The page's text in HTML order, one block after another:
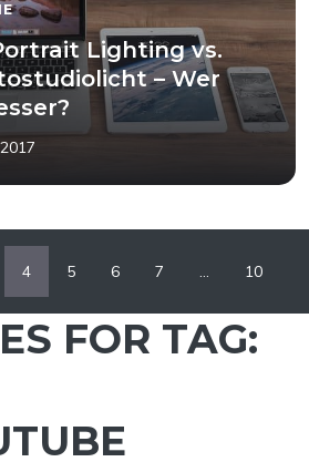
Lighting vs.
– Wer
4 5 6 7 … 10
FOR TAG: